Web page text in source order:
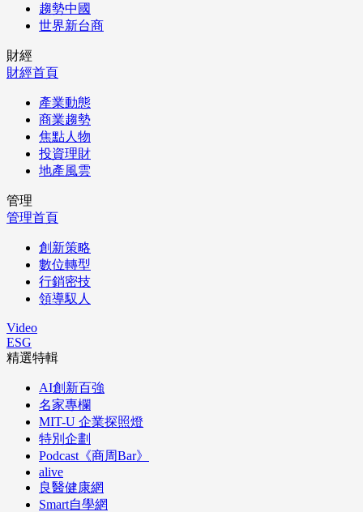
趨勢中國
世界新台商
財經
財經首頁
產業動態
商業趨勢
焦點人物
投資理財
地產風雲
管理
管理首頁
創新策略
數位轉型
行銷密技
領導馭人
Video
ESG
精選特輯
AI創新百強
名家專欄
MIT-U 企業探照燈
特別企劃
Podcast《商周Bar》
alive
良醫健康網
Smart自學網